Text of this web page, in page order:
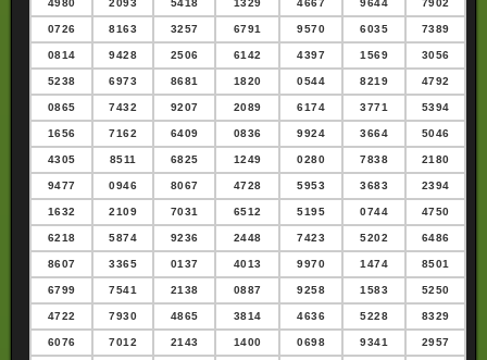
4980 2093 5418 1329 4667 9644 7902
0726 8163 3257 6791 9570 6035 7389
0814 9428 2506 6142 4397 1569 3056
5238 6973 8681 1820 0544 8219 4792
0865 7432 9207 2089 6174 3771 5394
1656 7162 6409 0836 9924 3664 5046
4305 8511 6825 1249 0280 7838 2180
9477 0946 8067 4728 5953 3683 2394
1632 2109 7031 6512 5195 0744 4750
6218 5874 9236 2448 7423 5202 6486
8607 3365 0137 4013 9970 1474 8501
6799 7541 2138 0887 9258 1583 5250
4722 7930 4865 3814 4636 5228 8329
6076 7012 2143 1400 0698 9341 2957